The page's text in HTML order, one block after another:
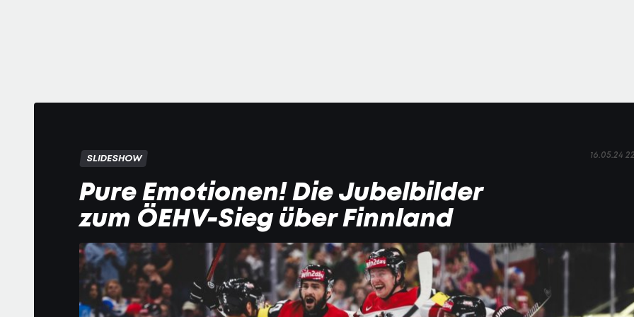
16.05.24
SLIDESHOW
Pure Emotionen! Die Jubelbilder
zum ÖEHV-Sieg über Finnland